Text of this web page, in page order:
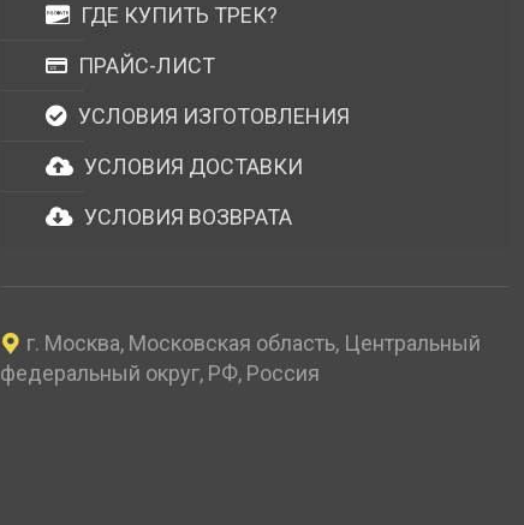
ГДЕ КУПИТЬ ТРЕК?
ПРАЙС-ЛИСТ
УСЛОВИЯ ИЗГОТОВЛЕНИЯ
УСЛОВИЯ ДОСТАВКИ
УСЛОВИЯ ВОЗВРАТА
г. Москва, Московская область, Центральный
федеральный округ, РФ, Россия